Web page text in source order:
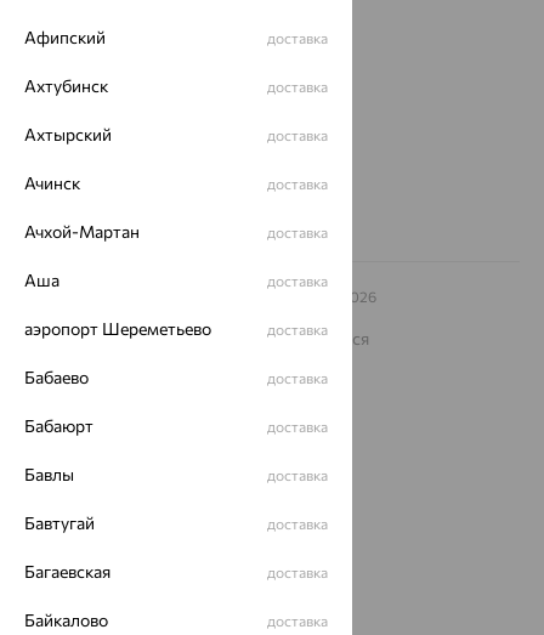
ул. Зегеля, 27/2
8 (800) 250-02-30
– 2026
На информационном ресурсе применяются
Афипский доставка
Ахтубинск доставка
Ахтырский доставка
Ачинск доставка
Ачхой-Мартан доставка
Аша доставка
аэропорт Шереметьево доставка
Бабаево доставка
Бабаюрт доставка
Бавлы доставка
Бавтугай доставка
Багаевская доставка
Байкалово доставка